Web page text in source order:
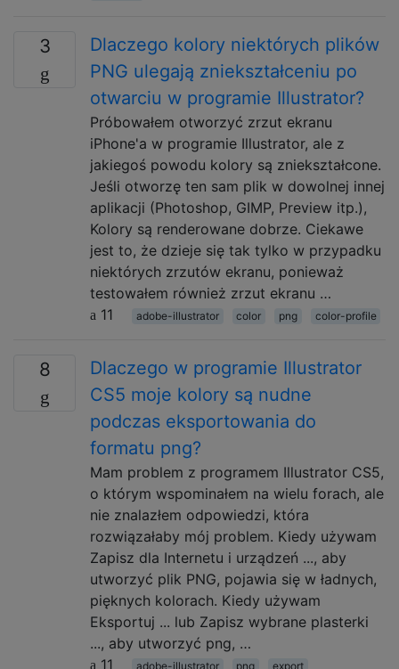
3
Dlaczego kolory niektórych plików
PNG ulegają zniekształceniu po
otwarciu w programie Illustrator?
Próbowałem otworzyć zrzut ekranu
iPhone'a w programie Illustrator, ale z
jakiegoś powodu kolory są zniekształcone.
Jeśli otworzę ten sam plik w dowolnej innej
aplikacji (Photoshop, GIMP, Preview itp.),
Kolory są renderowane dobrze. Ciekawe
jest to, że dzieje się tak tylko w przypadku
niektórych zrzutów ekranu, ponieważ
testowałem również zrzut ekranu …
11
adobe-illustrator color png color-profile
8
Dlaczego w programie Illustrator
CS5 moje kolory są nudne
podczas eksportowania do
formatu png?
Mam problem z programem Illustrator CS5,
o którym wspominałem na wielu forach, ale
nie znalazłem odpowiedzi, która
rozwiązałaby mój problem. Kiedy używam
Zapisz dla Internetu i urządzeń ..., aby
utworzyć plik PNG, pojawia się w ładnych,
pięknych kolorach. Kiedy używam
Eksportuj ... lub Zapisz wybrane plasterki
..., aby utworzyć png, …
11
adobe-illustrator png
export